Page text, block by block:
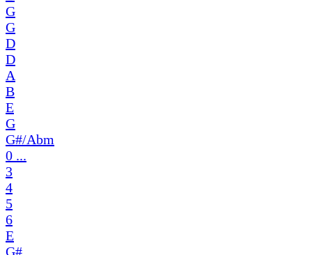
G
G
D
D
A
B
E
G
G#/Abm
0 ...
3
4
5
6
E
G#